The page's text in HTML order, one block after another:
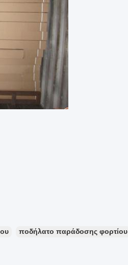
ποδήλατο παράδοσης φορτίου